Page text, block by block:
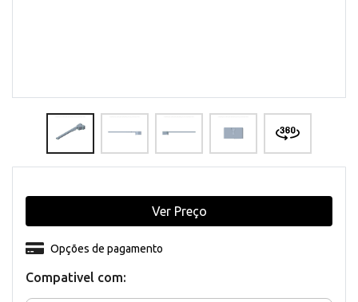
Compativel com:
Opções de pagamento
Ver Preço